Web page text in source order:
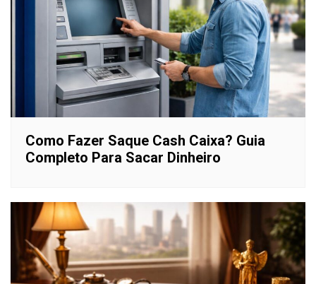
Como Fazer Saque Cash Caixa? Guia
Completo Para Sacar Dinheiro